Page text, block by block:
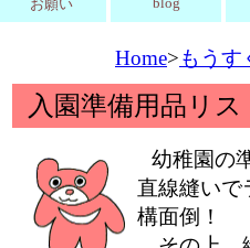
お願い
Home>もうす
入園準備用品リ
幼稚園の
直線縫いで
構面倒！